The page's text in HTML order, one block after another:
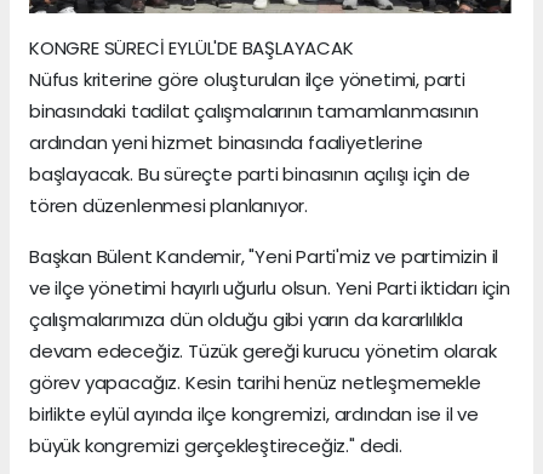
KONGRE SÜRECİ EYLÜL'DE BAŞLAYACAK
Nüfus kriterine göre oluşturulan ilçe yönetimi, parti
binasındaki tadilat çalışmalarının tamamlanmasının
ardından yeni hizmet binasında faaliyetlerine
başlayacak. Bu süreçte parti binasının açılışı için de
tören düzenlenmesi planlanıyor.
Başkan Bülent Kandemir, "Yeni Parti'miz ve partimizin il
ve ilçe yönetimi hayırlı uğurlu olsun. Yeni Parti iktidarı için
çalışmalarımıza dün olduğu gibi yarın da kararlılıkla
devam edeceğiz. Tüzük gereği kurucu yönetim olarak
görev yapacağız. Kesin tarihi henüz netleşmemekle
birlikte eylül ayında ilçe kongremizi, ardından ise il ve
büyük kongremizi gerçekleştireceğiz." dedi.